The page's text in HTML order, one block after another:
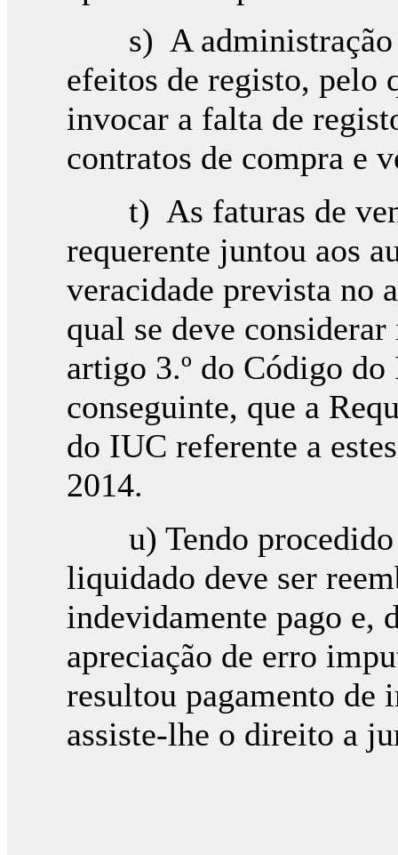
s) A administração
efeitos de registo, pelo
invocar a falta de
contratos de compra e
t) As faturas de
requerente juntou aos
veracidade prevista no
qual se deve
artigo 3.º do Código
conseguinte, que a
do IUC referente a
2014.
u) Tendo procedido
liquidado deve ser
indevidamente pago e,
apreciação de erro
resultou pagamento de
assiste-lhe o direito a